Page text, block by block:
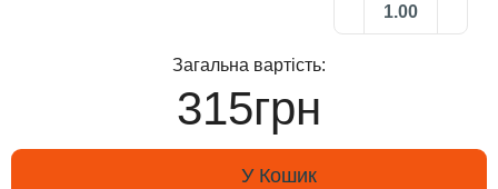
Загальна вартість:
315грн
У Кошик